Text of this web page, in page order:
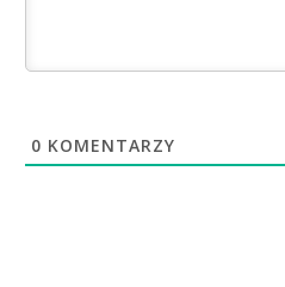
0 KOMENTARZY